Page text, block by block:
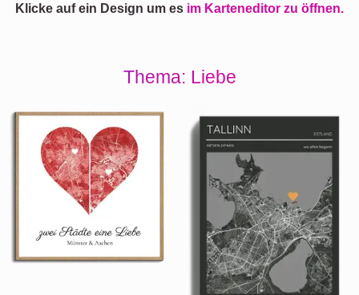
Klicke auf ein Design um es im Karteneditor zu öffnen.
Thema: Liebe